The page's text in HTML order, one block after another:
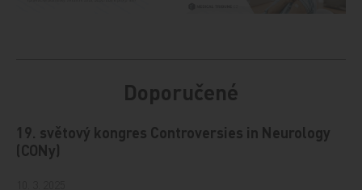
Doporučené
19. světový kongres Controversies in Neurology
(CONy)